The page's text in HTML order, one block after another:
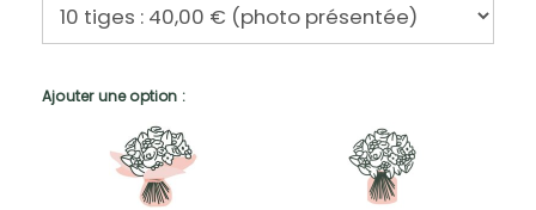
Ajouter une option :